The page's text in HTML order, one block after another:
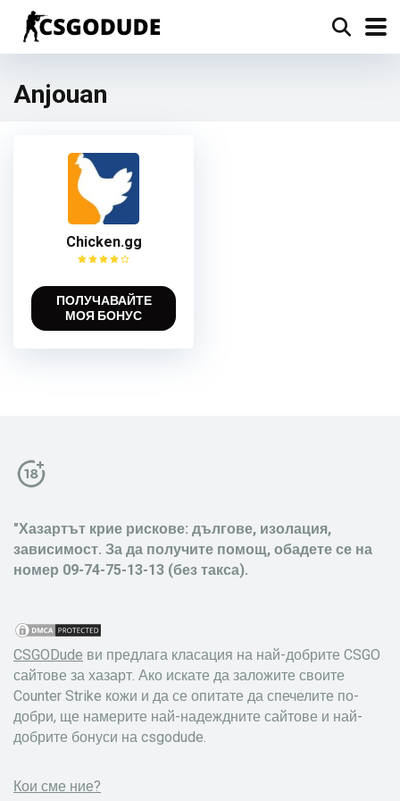
Anjouan
Chicken.gg
ПОЛУЧАВАЙТЕ
МОЯ БОНУС
"Хазартът крие рискове: дългове, изолация,
зависимост. За да получите помощ, обадете се на
номер 09-74-75-13-13 (без такса).
CSGODude ви предлага класация на най-добрите CSGO
сайтове за хазарт. Ако искате да заложите своите
Counter Strike кожи и да се опитате да спечелите по-
добри, ще намерите най-надеждните сайтове и най-
добрите бонуси на csgodude.
Кои сме ние?